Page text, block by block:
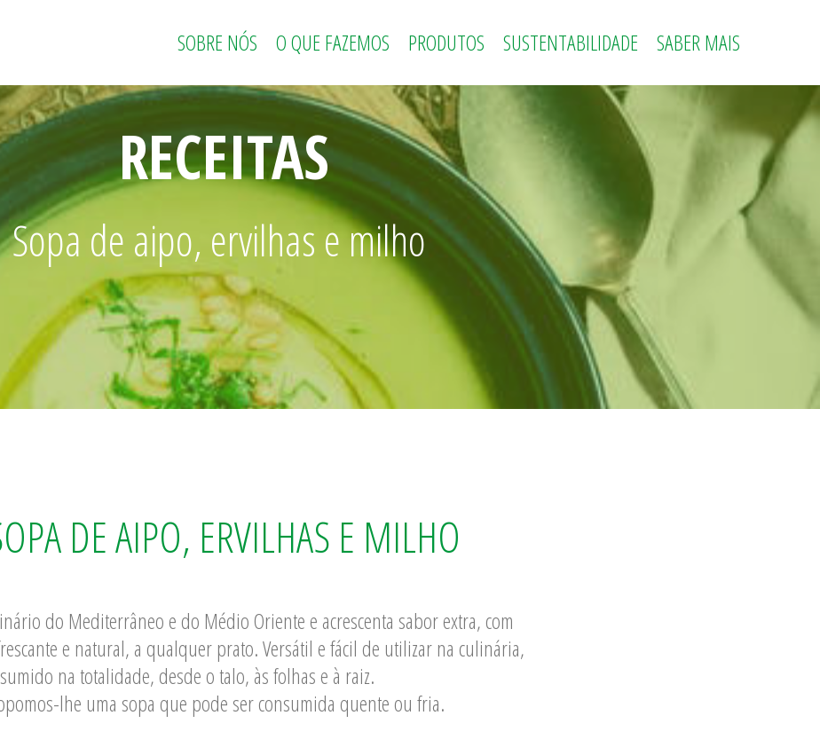
SOBRE NÓS O QUE FAZEMOS PRODUTOS SUSTENTABILIDADE SABER MAIS
RECEITAS
Sopa de aipo, ervilhas e milho
DE AIPO, ERVILHAS E MILHO
do Mediterrâneo e do Médio Oriente e acrescenta sabor extra, com
e natural, a qualquer prato. Versátil e fácil de utilizar na culinária,
na totalidade, desde o talo, às folhas e à raiz.
lhe uma sopa que pode ser consumida quente ou fria.